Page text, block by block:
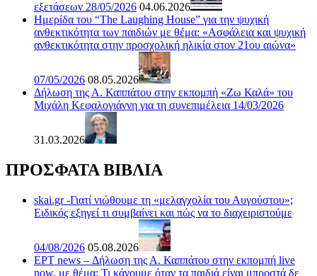
εξετάσεων 28/05/2026 04.06.2026
Ημερίδα του “The Laughing House” για την ψυχική
ανθεκτικότητα των παιδιών με θέμα: «Ασφάλεια και ψυχική
ανθεκτικότητα στην προσχολική ηλικία στον 21ου αιώνα»
07/05/2026 08.05.2026
Δήλωση της Α. Καππάτου στην εκπομπή «Ζω Καλά» του
Μιχάλη Κεφαλογιάννη για τη συνεπιμέλεια 14/03/2026
31.03.2026
ΠΡΟΣΦΑΤΑ ΒΙΒΛΙΑ
skai.gr -Γιατί νιώθουμε τη «μελαγχολία του Αυγούστου»;
Ειδικός εξηγεί τι συμβαίνει και πώς να το διαχειριστούμε
04/08/2026 05.08.2026
ΕΡΤ news – Δήλωση της Α. Καππάτου στην εκπομπή live
now, με θέμα: Τι κάνουμε όταν τα παιδιά είναι μπροστά δε